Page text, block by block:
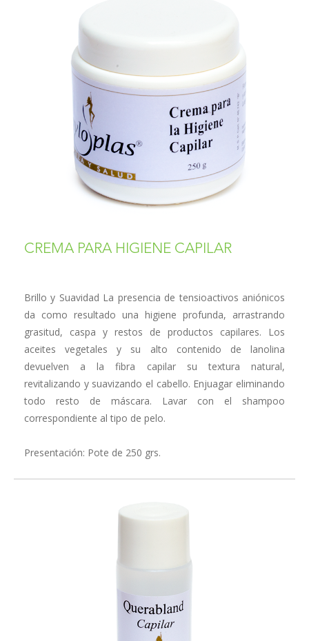
CREMA PARA HIGIENE CAPILAR
Brillo y Suavidad La presencia de tensioactivos aniónicos
da como re­sultado una higiene profunda, arrastrando
grasitud, caspa y restos de productos capilares. Los
aceites vegetales y su alto contenido de lano­lina
devuelven a la fibra capilar su textura natural,
revitalizando y sua­vizando el cabello. Enjuagar eliminando
todo resto de máscara. Lavar con el shampoo
correspondiente al tipo de pelo.
Presentación: Pote de 250 grs.